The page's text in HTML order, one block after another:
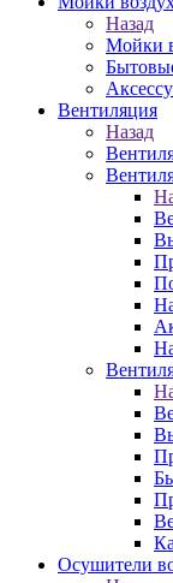
Назад
Мойки
Вентиляция
Назад
Осушители